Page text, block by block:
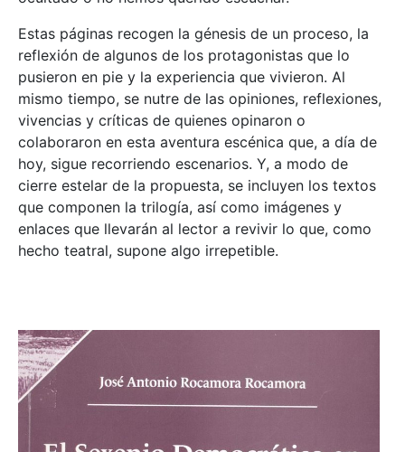
Estas páginas recogen la génesis de un proceso, la
reflexión de algunos de los protagonistas que lo
pusieron en pie y la experiencia que vivieron. Al
mismo tiempo, se nutre de las opiniones, reflexiones,
vivencias y críticas de quienes opinaron o
colaboraron en esta aventura escénica que, a día de
hoy, sigue recorriendo escenarios. Y, a modo de
cierre estelar de la propuesta, se incluyen los textos
que componen la trilogía, así como imágenes y
enlaces que llevarán al lector a revivir lo que, como
hecho teatral, supone algo irrepetible.